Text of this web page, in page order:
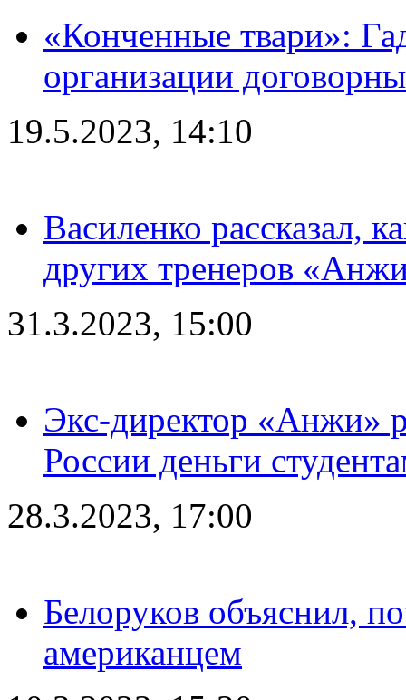
«Конченные твари»:
организации
19.5.2023, 14:10
Василенко рассказал,
других тренеров
31.3.2023, 15:00
Экс-директор «Анжи»
России деньги
28.3.2023, 17:00
Белоруков объяснил,
американцем